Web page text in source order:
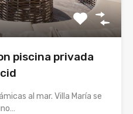
piscina privada
al mar. Villa María se